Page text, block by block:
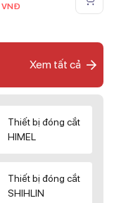
VNĐ
Xem tất cả
Thiết bị đóng cắt
HIMEL
Thiết bị đóng cắt
SHIHLIN